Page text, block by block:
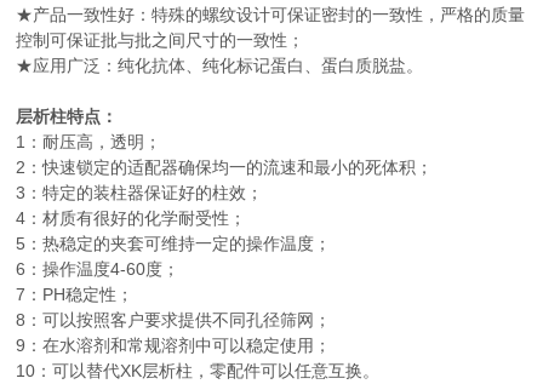
★产品一致性好：特殊的螺纹设计可保证密封的一致性，严格的质量
控制可保证批与批之间尺寸的一致性；
★应用广泛：纯化抗体、纯化标记蛋白、蛋白质脱盐。
层析柱特点：
1：耐压高，透明；
2：快速锁定的适配器确保均一的流速和最小的死体积；
3：特定的装柱器保证好的柱效；
4：材质有很好的化学耐受性；
5：热稳定的夹套可维持一定的操作温度；
6：操作温度4-60度；
7：PH稳定性；
8：可以按照客户要求提供不同孔径筛网；
9：在水溶剂和常规溶剂中可以稳定使用；
10：可以替代XK层析柱，零配件可以任意互换。